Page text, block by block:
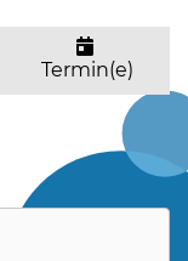
Termin(e)